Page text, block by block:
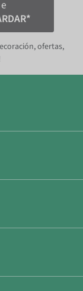
ofertas,